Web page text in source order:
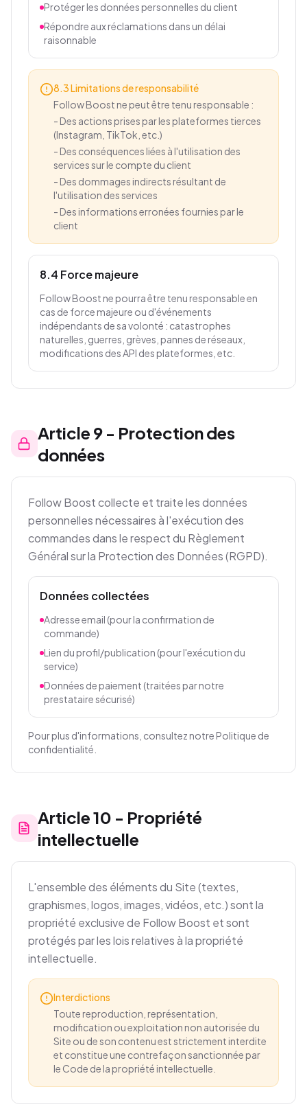
Protéger les données personnelles du client
Répondre aux réclamations dans un délai
raisonnable
8.3 Limitations de responsabilité
Follow Boost ne peut être tenu responsable :
- Des actions prises par les plateformes tierces
(Instagram, TikTok, etc.)
- Des conséquences liées à l'utilisation des
services sur le compte du client
- Des dommages indirects résultant de
l'utilisation des services
- Des informations erronées fournies par le
client
8.4 Force majeure
Follow Boost ne pourra être tenu responsable en
cas de force majeure ou d'événements
indépendants de sa volonté : catastrophes
naturelles, guerres, grèves, pannes de réseaux,
modifications des API des plateformes, etc.
Article 9- Protection des
données
Follow Boost collecte et traite les données
personnelles nécessaires à l'exécution des
commandes dans le respect du Règlement
Général sur la Protection des Données (RGPD).
Données collectées
Adresse email (pour la confirmation de
commande)
Lien du profil/publication (pour l'exécution du
service)
Données de paiement (traitées par notre
prestataire sécurisé)
Pour plus d'informations, consultez notre Politique de
confidentialité.
Article10 - Propriété
intellectuelle
L'ensemble des éléments du Site (textes,
graphismes, logos, images, vidéos, etc.) sont la
propriété exclusive de Follow Boost et sont
protégés par les lois relatives à la propriété
intellectuelle.
Interdictions
Toute reproduction, représentation,
modification ou exploitation non autorisée du
Site ou de son contenu est strictement interdite
et constitue une contrefaçon sanctionnée par
le Code de la propriété intellectuelle.